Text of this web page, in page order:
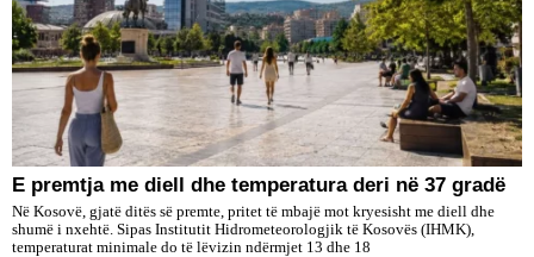
E premtja me diell dhe temperatura deri në 37 gradë
Në Kosovë, gjatë ditës së premte, pritet të mbajë mot kryesisht me diell dhe
shumë i nxehtë. Sipas Institutit Hidrometeorologjik të Kosovës (IHMK),
temperaturat minimale do të lëvizin ndërmjet 13 dhe 18